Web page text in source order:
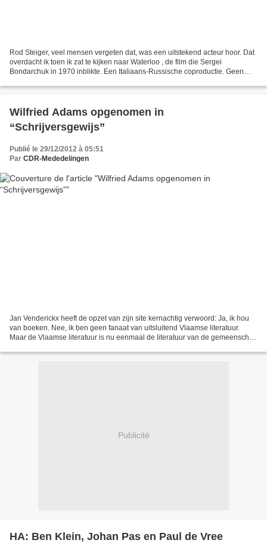
Rod Steiger, veel mensen vergeten dat, was een uitstekend acteur hoor. Dat
overdacht ik toen ik zat te kijken naar Waterloo , de film die Sergei
Bondarchuk in 1970 inblikte. Een Italiaans-Russische coproductie. Geen
Wilfried Adams opgenomen in
“Schrijversgewijs”
Publié le 29/12/2012 à 05:51
Par CDR-Mededelingen
Jan Venderickx heeft de opzet van zijn site kernachtig verwoord: Ja, ik hou
van boeken. Nee, ik ben geen fanaat van uitsluitend Vlaamse literatuur.
Maar de Vlaamse literatuur is nu eenmaal de literatuur van de gemeenschap
Publicité
HA: Ben Klein, Johan Pas en Paul de Vree